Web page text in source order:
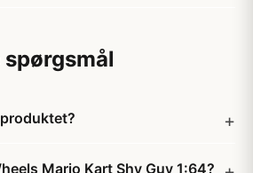
Mario Kart Shy Guy 1:64?